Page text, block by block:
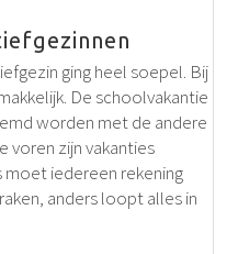
ging heel soepel. Bij
De schoolvakantie
worden met de andere
voren zijn vakanties
iedereen rekening
anders loopt alles in